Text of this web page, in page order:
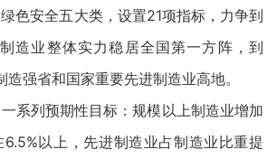
色安全五大类，设置21项指标，力争到
造业整体实力稳居全国第一方阵，到
强省和国家重要先进制造业高地。
列预期性目标：规模以上制造业增加
以上，先进制造业占制造业比重提